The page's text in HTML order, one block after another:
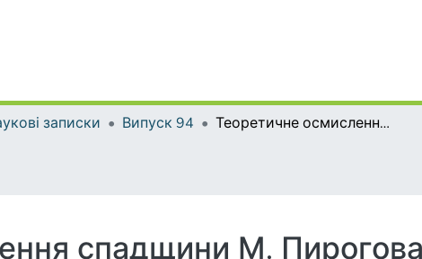
записки Випуск 94 Теоретичне осмислення спадщини М. Пирогова дослідниками радянського періоду
спадщини М.